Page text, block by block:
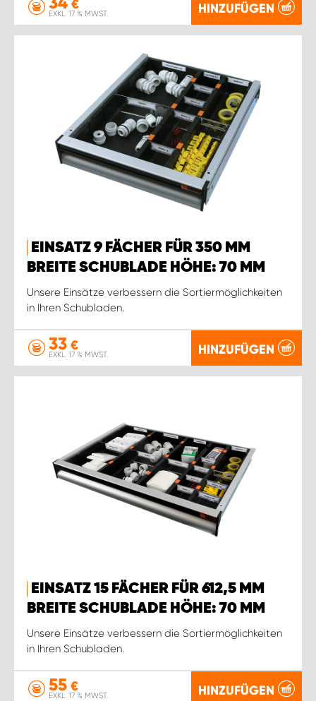
€
EXKL. 17 % MWST. HINZUFÜGEN
EINSATZ 9 FÄCHER FÜR 350 MM
BREITE SCHUBLADE HÖHE: 70 MM
Unsere Einsätze verbessern die Sortiermöglichkeiten
in Ihren Schubladen.
33 €
EXKL. 17 % MWST. HINZUFÜGEN
EINSATZ 15 FÄCHER FÜR 612,5 MM
BREITE SCHUBLADE HÖHE: 70 MM
Unsere Einsätze verbessern die Sortiermöglichkeiten
in Ihren Schubladen.
55 €
EXKL. 17 % MWST. HINZUFÜGEN